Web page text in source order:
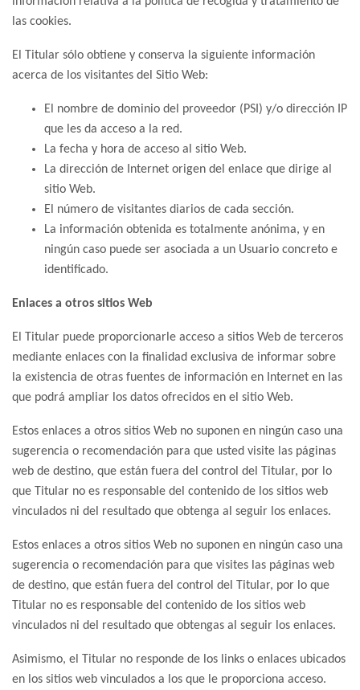
las cookies.
El Titular sólo obtiene y conserva la siguiente información
acerca de los visitantes del Sitio Web:
El nombre de dominio del proveedor (PSI) y/o dirección IP
que les da acceso a la red.
La fecha y hora de acceso al sitio Web.
La dirección de Internet origen del enlace que dirige al
sitio Web.
El número de visitantes diarios de cada sección.
La información obtenida es totalmente anónima, y en
ningún caso puede ser asociada a un Usuario concreto e
identificado.
Enlaces a otros sitios Web
El Titular puede proporcionarle acceso a sitios Web de terceros
mediante enlaces con la finalidad exclusiva de informar sobre
la existencia de otras fuentes de información en Internet en las
que podrá ampliar los datos ofrecidos en el sitio Web.
Estos enlaces a otros sitios Web no suponen en ningún caso una
sugerencia o recomendación para que usted visite las páginas
web de destino, que están fuera del control del Titular, por lo
que Titular no es responsable del contenido de los sitios web
vinculados ni del resultado que obtenga al seguir los enlaces.
Estos enlaces a otros sitios Web no suponen en ningún caso una
sugerencia o recomendación para que visites las páginas web
de destino, que están fuera del control del Titular, por lo que
Titular no es responsable del contenido de los sitios web
vinculados ni del resultado que obtengas al seguir los enlaces.
Asimismo, el Titular no responde de los links o enlaces ubicados
en los sitios web vinculados a los que le proporciona acceso.